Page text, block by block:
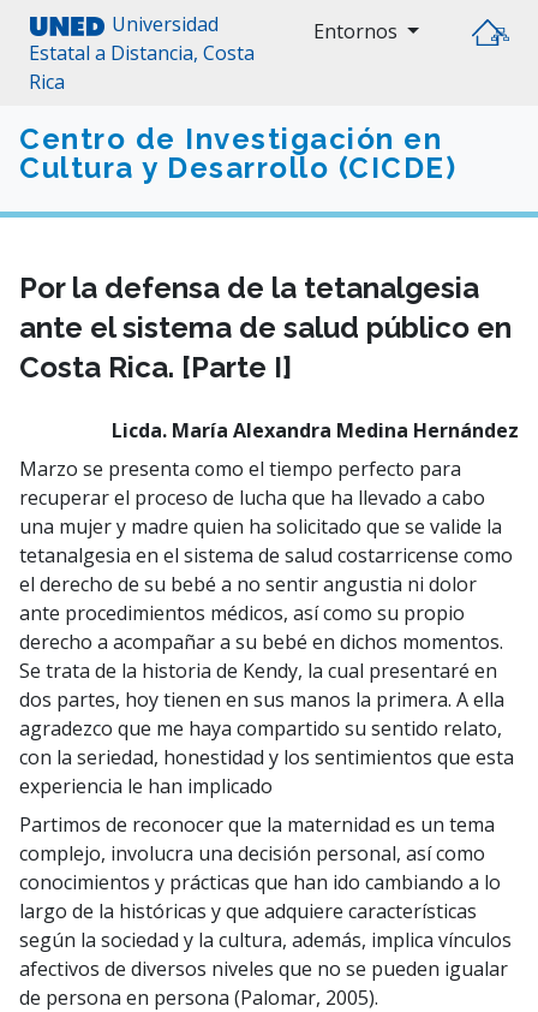
Universidad
Estatal a Distancia, Costa
Rica
Entornos
Centro de Investigación en
Cultura y Desarrollo (CICDE)
Por la defensa de la tetanalgesia
ante el sistema de salud público en
Costa Rica. [Parte I]
Licda. María Alexandra Medina Hernández
Marzo se presenta como el tiempo perfecto para
recuperar el proceso de lucha que ha llevado a cabo
una mujer y madre quien ha solicitado que se valide la
tetanalgesia en el sistema de salud costarricense como
el derecho de su bebé a no sentir angustia ni dolor
ante procedimientos médicos, así como su propio
derecho a acompañar a su bebé en dichos momentos.
Se trata de la historia de Kendy, la cual presentaré en
dos partes, hoy tienen en sus manos la primera. A ella
agradezco que me haya compartido su sentido relato,
con la seriedad, honestidad y los sentimientos que esta
experiencia le han implicado
Partimos de reconocer que la maternidad es un tema
complejo, involucra una decisión personal, así como
conocimientos y prácticas que han ido cambiando a lo
largo de la históricas y que adquiere características
según la sociedad y la cultura, además, implica vínculos
afectivos de diversos niveles que no se pueden igualar
de persona en persona (Palomar, 2005).